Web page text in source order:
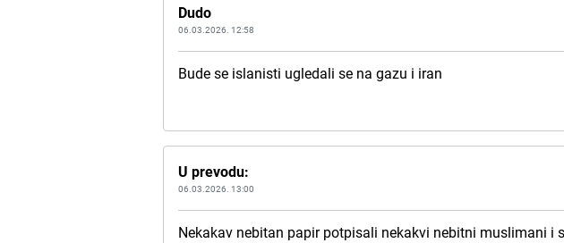
Dudo
06.03.2026. 12:58
Bude se islanisti ugledali se na gazu i iran
U prevodu:
06.03.2026. 13:00
Nekakav nebitan papir potpisali nekakvi nebitni muslimani